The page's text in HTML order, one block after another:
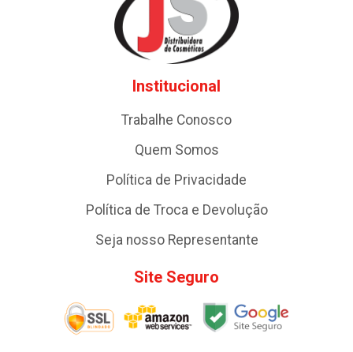
Institucional
Trabalhe Conosco
Quem Somos
Política de Privacidade
Política de Troca e Devolução
Seja nosso Representante
Site Seguro